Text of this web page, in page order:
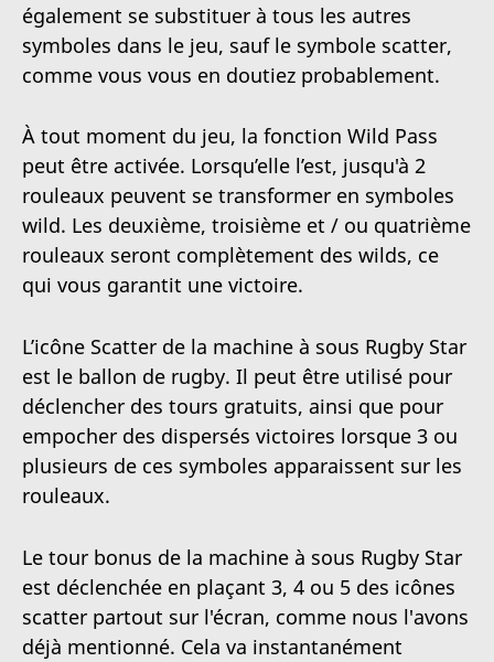
également se substituer à tous les autres
symboles dans le jeu, sauf le symbole scatter,
comme vous vous en doutiez probablement.
À tout moment du jeu, la fonction Wild Pass
peut être activée. Lorsqu’elle l’est, jusqu'à 2
rouleaux peuvent se transformer en symboles
wild. Les deuxième, troisième et / ou quatrième
rouleaux seront complètement des wilds, ce
qui vous garantit une victoire.
L’icône Scatter de la machine à sous Rugby Star
est le ballon de rugby. Il peut être utilisé pour
déclencher des tours gratuits, ainsi que pour
empocher des dispersés victoires lorsque 3 ou
plusieurs de ces symboles apparaissent sur les
rouleaux.
Le tour bonus de la machine à sous Rugby Star
est déclenchée en plaçant 3, 4 ou 5 des icônes
scatter partout sur l'écran, comme nous l'avons
déjà mentionné. Cela va instantanément